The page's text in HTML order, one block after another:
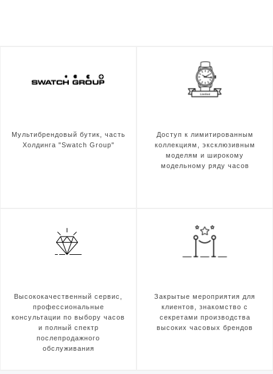
Мультибрендовый бутик, часть
Холдинга "Swatch Group"
Доступ к лимитированным
коллекциям, эксклюзивным
моделям и широкому
модельному ряду часов
Высококачественный сервис,
профессиональные
консультации по выбору часов
и полный спектр
послепродажного
обслуживания
Закрытые мероприятия для
клиентов, знакомство с
секретами производства
высоких часовых брендов